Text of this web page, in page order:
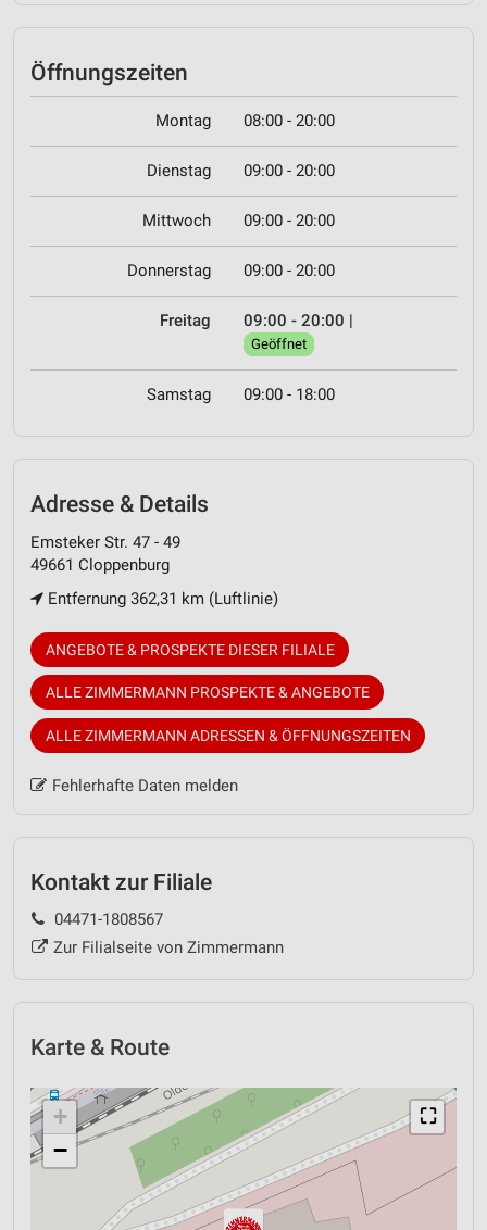
Öffnungszeiten
Montag 08:00 - 20:00
Dienstag 09:00 - 20:00
Mittwoch 09:00 - 20:00
Donnerstag 09:00 - 20:00
Freitag 09:00 - 20:00 |
Geöffnet
Samstag 09:00 - 18:00
Adresse & Details
Emsteker Str. 47 - 49
49661 Cloppenburg
Entfernung 362,31 km (Luftlinie)
ANGEBOTE & PROSPEKTE DIESER FILIALE
ALLE ZIMMERMANN PROSPEKTE & ANGEBOTE
ALLE ZIMMERMANN ADRESSEN & ÖFFNUNGSZEITEN
Fehlerhafte Daten melden
Kontakt zur Filiale
04471-1808567
Zur Filialseite von Zimmermann
Karte & Route
⛶
+
−